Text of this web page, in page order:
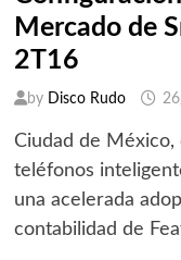
Mercado de
2T16
by Disco Rudo
Ciudad de
teléfonos
una acelerada
contabilidad de